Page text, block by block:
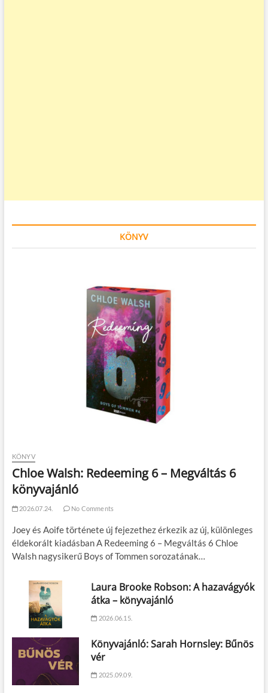
KÖNYV
KÖNYV
Chloe Walsh: Redeeming 6 – Megváltás 6
könyvajánló
2026.07.24. No Comments
Joey és Aoife története új fejezethez érkezik az új, különleges
éldekorált kiadásban A Redeeming 6 – Megváltás 6 Chloe
Walsh nagysikerű Boys of Tommen sorozatának…
Laura Brooke Robson: A hazavágyók
átka – könyvajánló
2026.06.15.
Könyvajánló: Sarah Hornsley: Bűnös
vér
2025.09.09.